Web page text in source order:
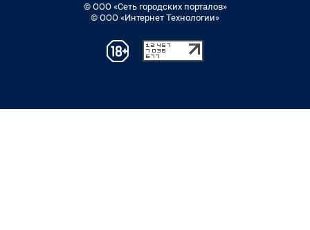
© ООО «Сеть городских порталов»
© ООО «Интернет Технологии»